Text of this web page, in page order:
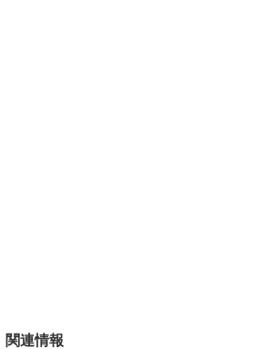
関連情報